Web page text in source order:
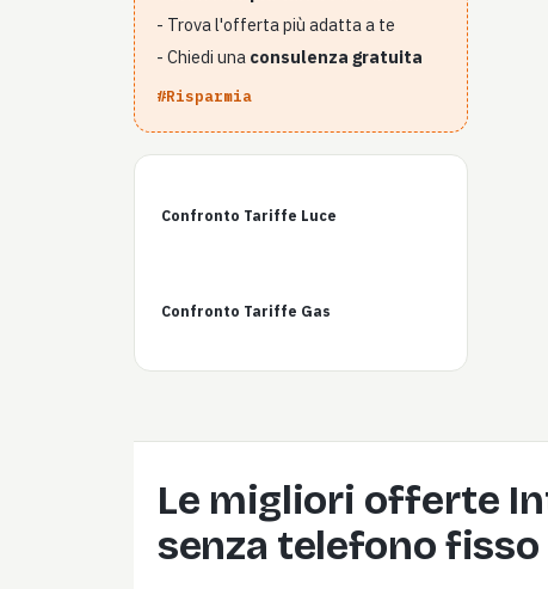
- Trova l'offerta più adatta a te
- Chiedi una consulenza gratuita
#Risparmia
Confronto Tariffe Luce
Confronto Tariffe Gas
Le migliori offerte
senza telefono